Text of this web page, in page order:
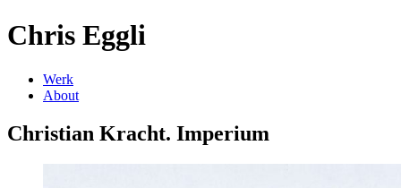
Chris Eggli
Werk
About
Christian Kracht. Imperium